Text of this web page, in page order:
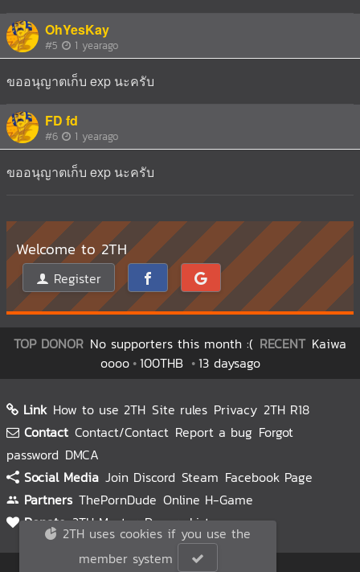
OhYesKay
#5 1 yearago
ขออนุญาตเก็บ exp นะครับ
FD fd
#6 1 yearago
ขออนุญาตเก็บ exp นะครับ
Welcome to 2TH
Register
TOP DONOR No supporters this month :( RECENT Kaiwa
oooo 100THB 13 daysago
Link How to use 2TH Site rules Privacy 2TH R18
Contact Contact/Contact Report a bug Forgot
password DMCA
Social Media Join Discord Steam Facebook Page
Partners ThePornDude Online H-Game
Donate 2TH Master Donors List
2TH uses cookies if you use the
member system